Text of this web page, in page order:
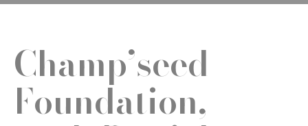
Champ’seed
Foundation,